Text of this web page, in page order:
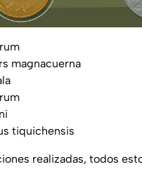
magnacuerna
tiquichensis
realizadas, todos